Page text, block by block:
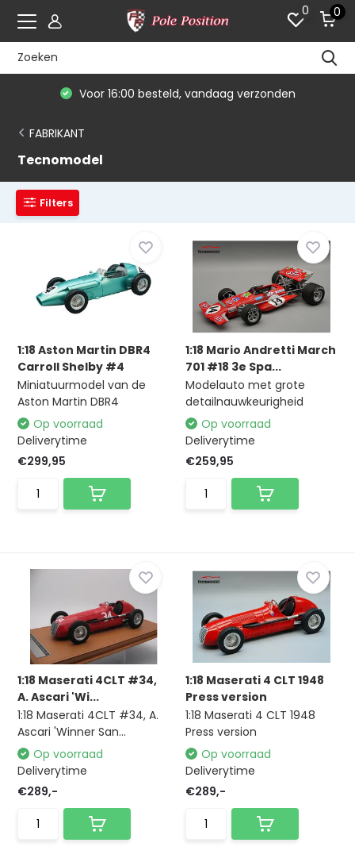
0 0
Voor 16:00 besteld, vandaag verzonden
FABRIKANT
Tecnomodel
Filters
1:18 Aston Martin DBR4
Carroll Shelby #4
Miniatuurmodel van de
Aston Martin DBR4
Op voorraad
Deliverytime
€299,95
1:18 Mario Andretti March
701 #18 3e Spa...
Modelauto met grote
detailnauwkeurigheid
Op voorraad
Deliverytime
€259,95
1:18 Maserati 4CLT #34,
A. Ascari 'Wi...
1:18 Maserati 4CLT #34, A.
Ascari 'Winner San...
Op voorraad
Deliverytime
€289,-
1:18 Maserati 4 CLT 1948
Press version
1:18 Maserati 4 CLT 1948
Press version
Op voorraad
Deliverytime
€289,-